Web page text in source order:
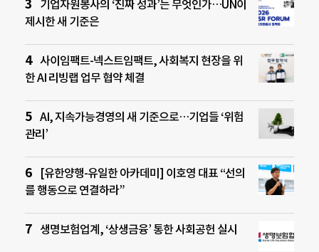
기업자원봉사의 ‘진짜 성과’는 무엇인가…UN이
제시한 새 기준은
사이임팩트-넥스트임팩트, 사회복지 현장을 위
한 AI 리빙랩 업무 협약 체결
AI, 지속가능경영의 새 기준으로…기업들 ‘위험
관리’
[유한양행-유일한 아카데미] 이호영 대표 “선의
를 행동으로 연결하라”
생명보험업계, ‘상생금융’ 통한 사회공헌 실시